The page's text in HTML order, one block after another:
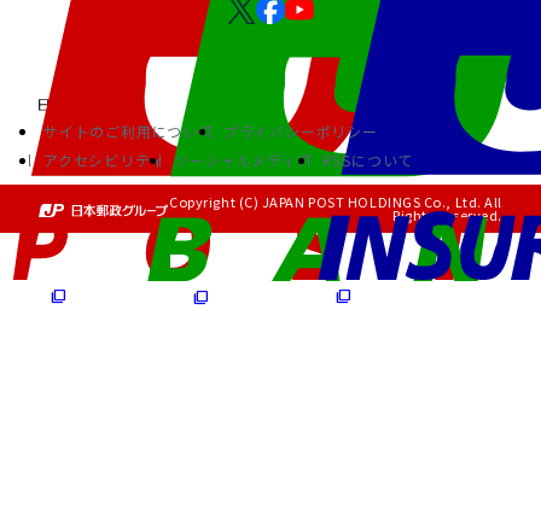
サイトのご利用について
プライバシーポリシー
アクセシビリティ
ソーシャルメディア RSSについて
Copyright (C) JAPAN POST HOLDINGS Co., Ltd. All
Rights Reserved.